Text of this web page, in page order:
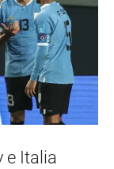
e Italia